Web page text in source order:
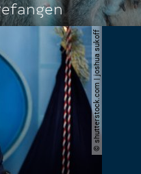
© shutterstock.com | joshua sukoff